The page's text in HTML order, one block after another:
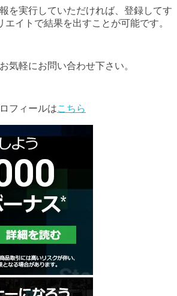
を実行していただければ、登録してす
エイトで結果を出すことが可能です。
気軽にお問い合わせ下さい。
フィールはこちら